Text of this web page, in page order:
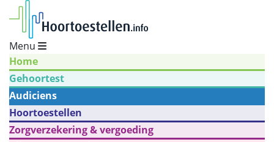
Menu
Home
Gehoortest
Audiciens
Hoortoestellen
Zorgverzekering & vergoeding